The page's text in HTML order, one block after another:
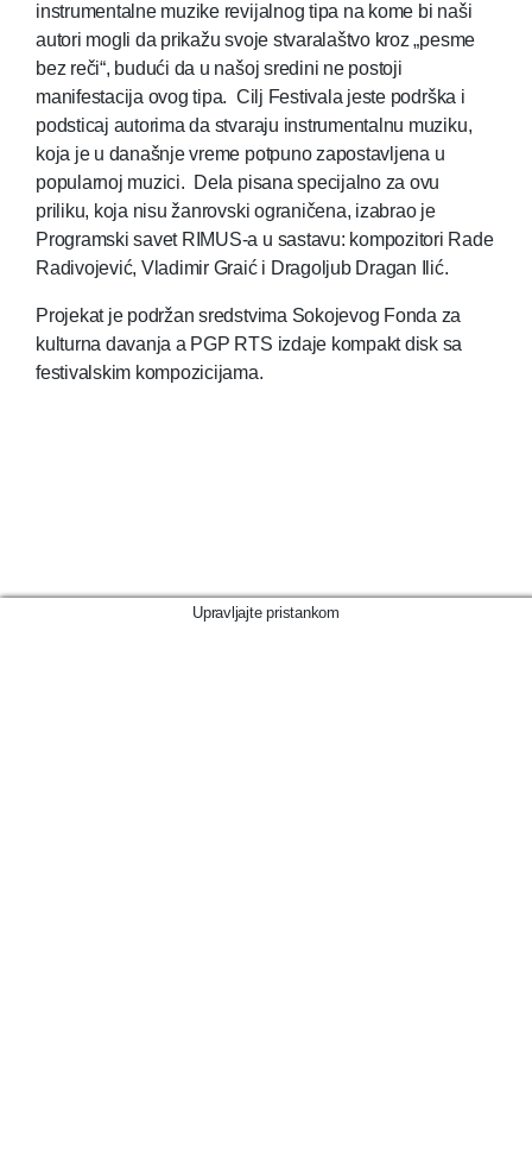
instrumentalne muzike revijalnog tipa na kome bi naši
autori mogli da prikažu svoje stvaralaštvo kroz „pesme
bez reči“, budući da u našoj sredini ne postoji
manifestacija ovog tipa. Cilj Festivala jeste podrška i
podsticaj autorima da stvaraju instrumentalnu muziku,
koja je u današnje vreme potpuno zapostavljena u
popularnoj muzici. Dela pisana specijalno za ovu
priliku, koja nisu žanrovski ograničena, izabrao je
Programski savet RIMUS-a u sastavu: kompozitori Rade
Radivojević, Vladimir Graić i Dragoljub Dragan Ilić.
Projekat je podržan sredstvima Sokojevog Fonda za
kulturna davanja a PGP RTS izdaje kompakt disk sa
festivalskim kompozicijama.
Upravljajte pristankom